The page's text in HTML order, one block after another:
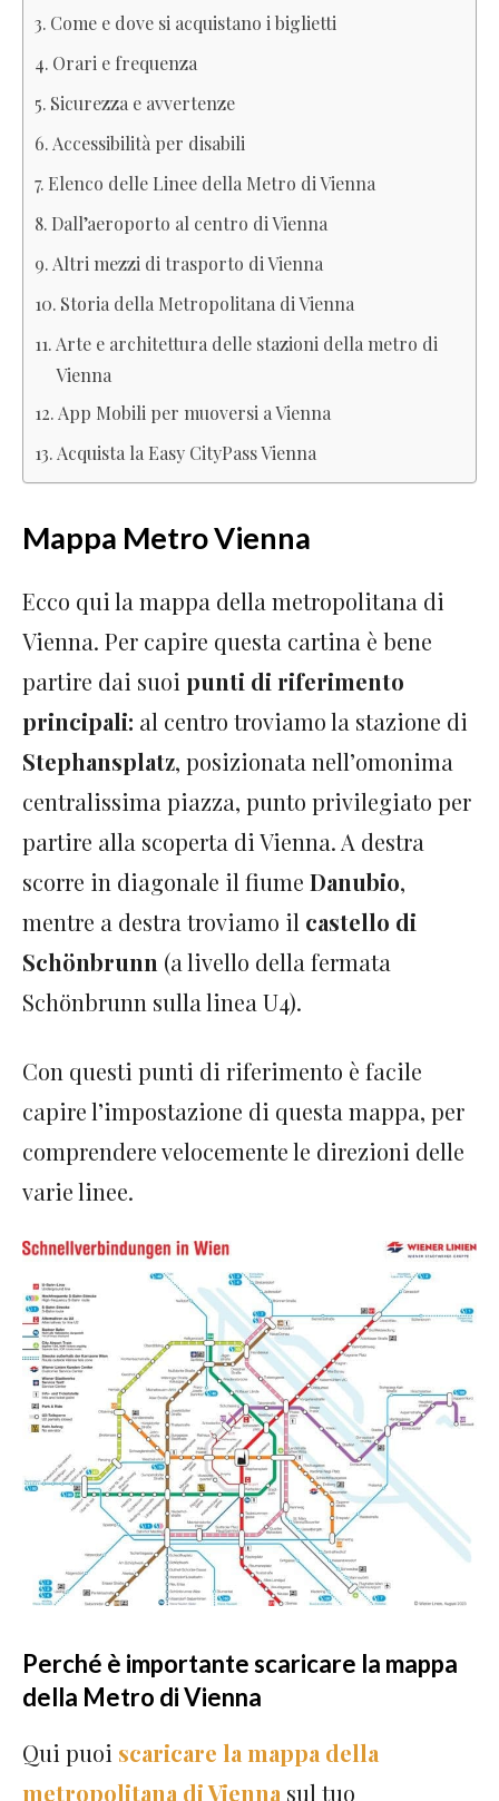
Come e dove si acquistano i biglietti
Orari e frequenza
Sicurezza e avvertenze
Accessibilità per disabili
Elenco delle Linee della Metro di Vienna
Dall’aeroporto al centro di Vienna
Altri mezzi di trasporto di Vienna
Storia della Metropolitana di Vienna
Arte e architettura delle stazioni della metro di
Vienna
App Mobili per muoversi a Vienna
Acquista la Easy CityPass Vienna
Mappa Metro Vienna
Ecco qui la mappa della metropolitana di
Vienna. Per capire questa cartina è bene
partire dai suoi punti di riferimento
principali: al centro troviamo la stazione di
Stephansplatz, posizionata nell’omonima
centralissima piazza, punto privilegiato per
partire alla scoperta di Vienna. A destra
scorre in diagonale il fiume Danubio,
mentre a destra troviamo il castello di
Schönbrunn (a livello della fermata
Schönbrunn sulla linea U4).
Con questi punti di riferimento è facile
capire l’impostazione di questa mappa, per
comprendere velocemente le direzioni delle
varie linee.
Perché è importante scaricare la mappa
della Metro di Vienna
Qui puoi scaricare la mappa della
metropolitana di Vienna sul tuo